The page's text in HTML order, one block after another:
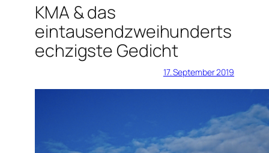
KMA & das
eintausendzweihunderts
echzigste Gedicht
17. September 2019